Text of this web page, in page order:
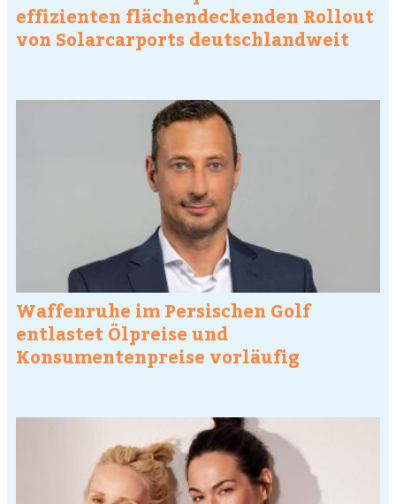
effizienten flächendeckenden Rollout
von Solarcarports deutschlandweit
Waffenruhe im Persischen Golf
entlastet Ölpreise und
Konsumentenpreise vorläufig